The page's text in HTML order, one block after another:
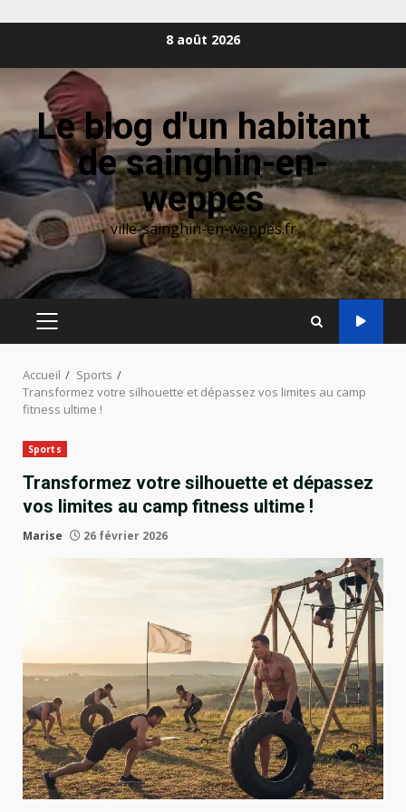
8 août 2026
Le blog d'un habitant
de sainghin-en-
weppes
ville-sainghin-en-weppes.fr
MENU
Accueil
Sports
Transformez votre silhouette et dépassez vos limites au camp
fitness ultime !
Sports
Transformez votre silhouette et dépassez
vos limites au camp fitness ultime !
Marise 26 février 2026